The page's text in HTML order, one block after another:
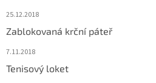
25.12.2018
Zablokovaná krční páteř
7.11.2018
Tenisový loket